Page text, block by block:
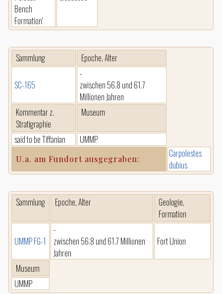
Bench
Formation'
Sammlung Epoche, Alter
SC-165
-
zwischen 56.8 und 61.7
Millionen Jahren
Kommentar z.
Stratigraphie
Museum
said to be Tiffanian UMMP
U.a. am Fundort ausgegraben:
Carpolestes
dubius
Sammlung Epoche, Alter
Geologie,
Formation
UMMP FG-1
-
zwischen 56.8 und 61.7 Millionen
Jahren
Fort Union
Museum
UMMP